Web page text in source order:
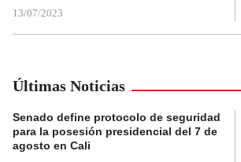
13/07/2023
Últimas Noticias
Senado define protocolo de seguridad
para la posesión presidencial del 7 de
agosto en Cali